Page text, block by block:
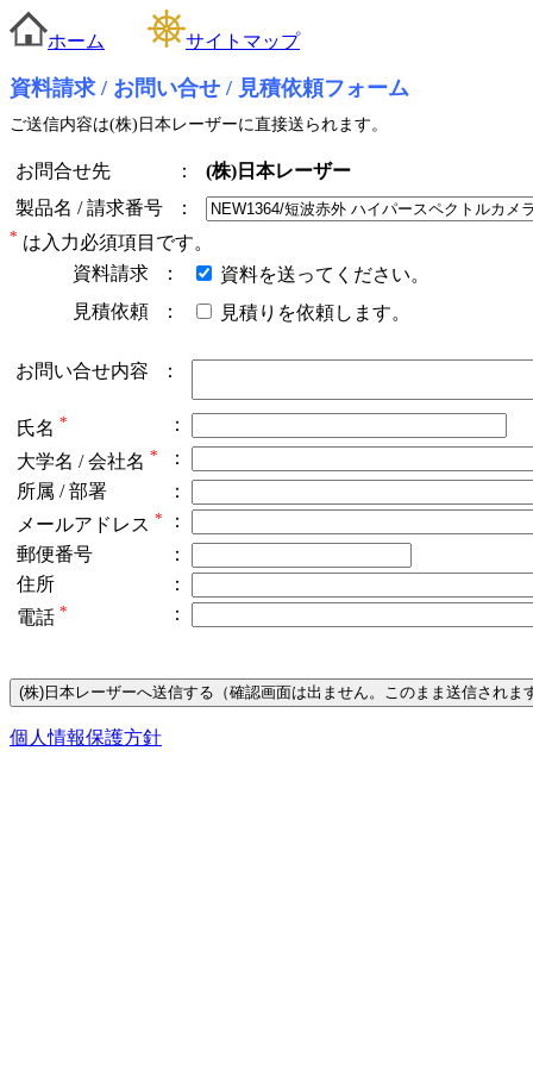
ホーム サイトマップ
資料請求 / お問い合せ / 見積依頼フォーム
ご送信内容は(株)日本レーザーに直接送られます。
お問合せ先 ：
(株)日本レーザー
製品名 / 請求番号
：
* は入力必須項目です。
資料請求
：
資料を送ってください。
見積依頼
： 見積りを依頼します。
お問い合せ内容 ：
氏名 *
：
大学名 / 会社名 *
：
所属 / 部署
：
メールアドレス *
：
郵便番号
：
住所
：
電話 * ：
個人情報保護方針